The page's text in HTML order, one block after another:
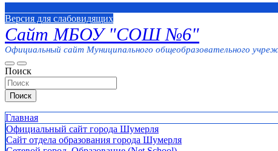
Версия для слабовидящих
Сайт МБОУ "СОШ №6"
Официальный сайт Муниципального общеобразовательного
Поиск
Поиск
Главная
Официальный сайт города Шумерля
Сайт отдела образования города Шумерля